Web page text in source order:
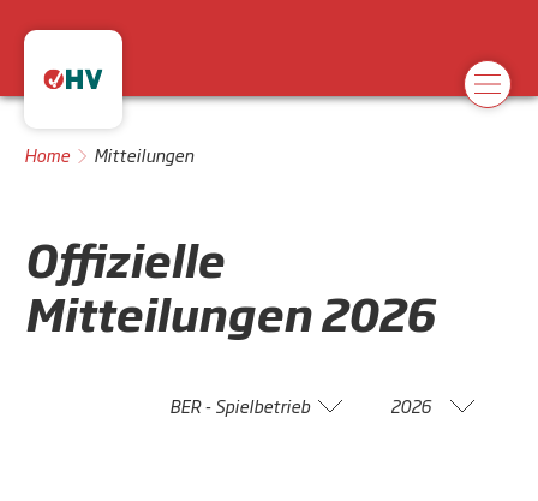
Home Mitteilungen
Offizielle
Mitteilungen2026
BER - Spielbetrieb 2026